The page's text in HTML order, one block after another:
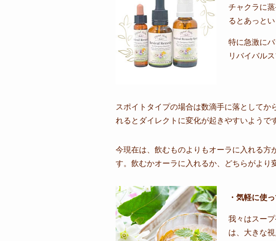
チャクラに
るとあっと
特に急激に
リバイバル
スポイトタイプの場合は数滴手に落として
れるとダイレクトに変化が起きやすいようで
今現在は、飲むものよりもオーラに入れる方
す。飲むかオーラに入れるか、どちらがより
・気軽に使
我々はスー
は、大きな